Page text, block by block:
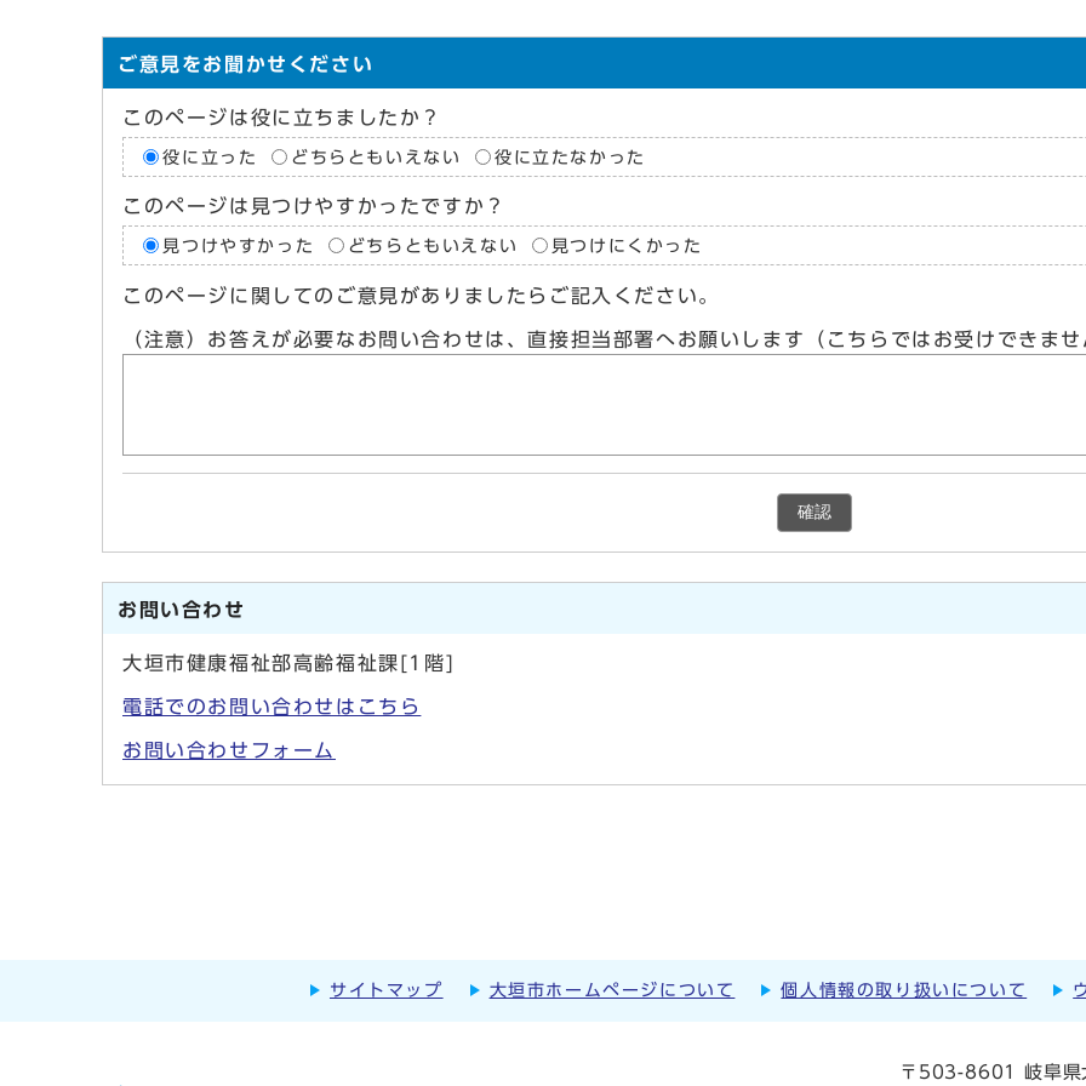
ご意見をお聞かせください
このページは役に立ちましたか？
役に立った どちらともいえない 役に立たなかった
このページは見つけやすかったですか？
見つけやすかった どちらともいえない 見つけにくかった
このページに関してのご意見がありましたらご記入ください。
（注意）お答えが必要なお問い合わせは、直接担当部署へお願いします（こちらではお受けできま
確認
お問い合わせ
大垣市健康福祉部高齢福祉課[1階]
電話でのお問い合わせはこちら
お問い合わせフォーム
サイトマップ 大垣市ホームページについて 個人情報の取り扱いについて
〒503-8601 岐阜県